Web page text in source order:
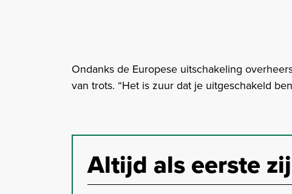
Ondanks de Europese uitschakeling
van trots. “Het is zuur dat je uitgeschakeld
Altijd als eerste